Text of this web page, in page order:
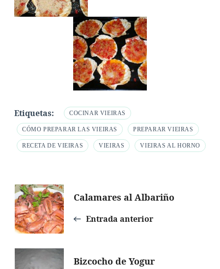
Etiquetas: COCINAR VIEIRAS
CÓMO PREPARAR LAS VIEIRAS PREPARAR VIEIRAS
RECETA DE VIEIRAS VIEIRAS VIEIRAS AL HORNO
Navegación
de
entradas
Calamares al Albariño
Entrada anterior
Bizcocho de Yogur